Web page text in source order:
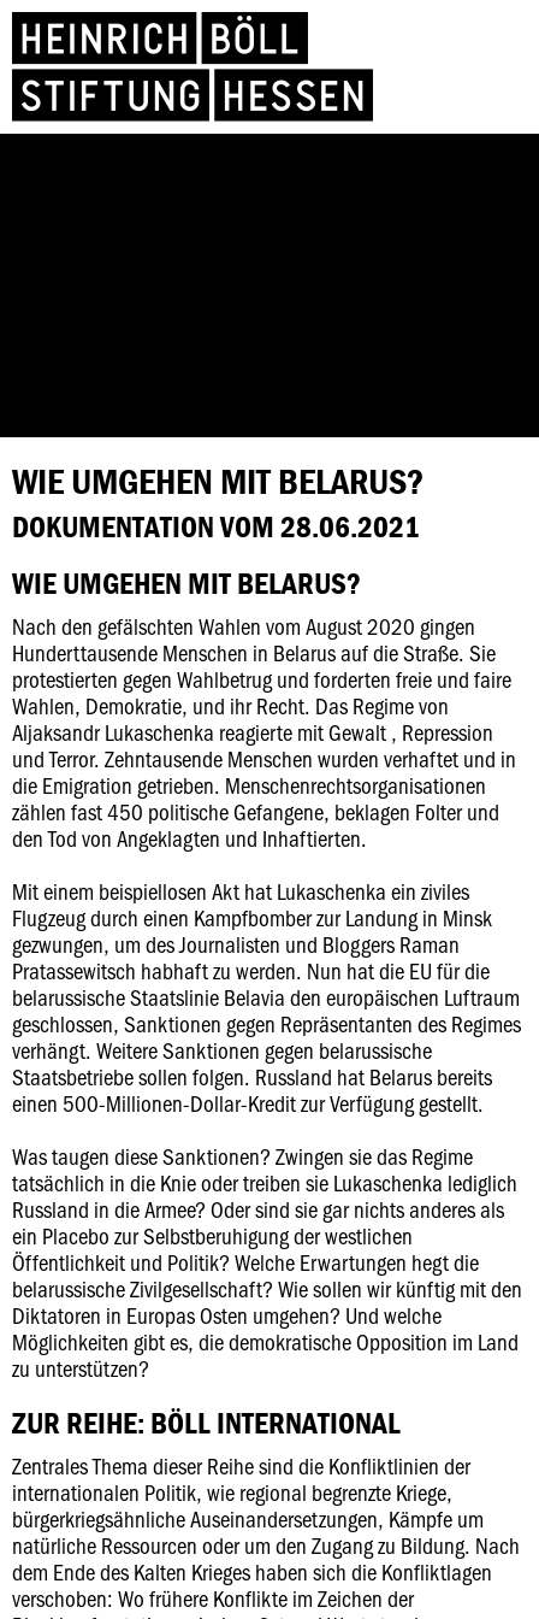
WIE UMGEHEN MIT BELARUS?
DOKUMENTATION VOM 28.06.2021
WIE UMGEHEN MIT BELARUS?
Nach den gefälschten Wahlen vom August 2020 gingen
Hunderttausende Menschen in Belarus auf die Straße. Sie
protestierten gegen Wahlbetrug und forderten freie und faire
Wahlen, Demokratie, und ihr Recht. Das Regime von
Aljaksandr Lukaschenka reagierte mit Gewalt , Repression
und Terror. Zehntausende Menschen wurden verhaftet und in
die Emigration getrieben. Menschenrechtsorganisationen
zählen fast 450 politische Gefangene, beklagen Folter und
den Tod von Angeklagten und Inhaftierten.
Mit einem beispiellosen Akt hat Lukaschenka ein ziviles
Flugzeug durch einen Kampfbomber zur Landung in Minsk
gezwungen, um des Journalisten und Bloggers Raman
Pratassewitsch habhaft zu werden. Nun hat die EU für die
belarussische Staatslinie Belavia den europäischen Luftraum
geschlossen, Sanktionen gegen Repräsentanten des Regimes
verhängt. Weitere Sanktionen gegen belarussische
Staatsbetriebe sollen folgen. Russland hat Belarus bereits
einen 500-Millionen-Dollar-Kredit zur Verfügung gestellt.
Was taugen diese Sanktionen? Zwingen sie das Regime
tatsächlich in die Knie oder treiben sie Lukaschenka lediglich
Russland in die Armee? Oder sind sie gar nichts anderes als
ein Placebo zur Selbstberuhigung der westlichen
Öffentlichkeit und Politik? Welche Erwartungen hegt die
belarussische Zivilgesellschaft? Wie sollen wir künftig mit den
Diktatoren in Europas Osten umgehen? Und welche
Möglichkeiten gibt es, die demokratische Opposition im Land
zu unterstützen?
ZUR REIHE: BÖLL INTERNATIONAL
Zentrales Thema dieser Reihe sind die Konfliktlinien der
internationalen Politik, wie regional begrenzte Kriege,
bürgerkriegsähnliche Auseinandersetzungen, Kämpfe um
natürliche Ressourcen oder um den Zugang zu Bildung. Nach
dem Ende des Kalten Krieges haben sich die Konfliktlagen
verschoben: Wo frühere Konflikte im Zeichen der